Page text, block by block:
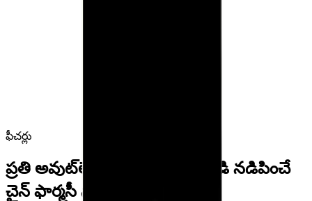
ఫీచర్లు
ప్రతి అవుట్‌లెట్‌ను ఒకే స్క్రీన్ నుండి నడిపించే
చైన్ ఫార్మసీ సాఫ్ట్‌వేర్